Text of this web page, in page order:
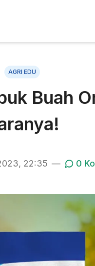
AGRI EDU
Buah
22:35 — 0